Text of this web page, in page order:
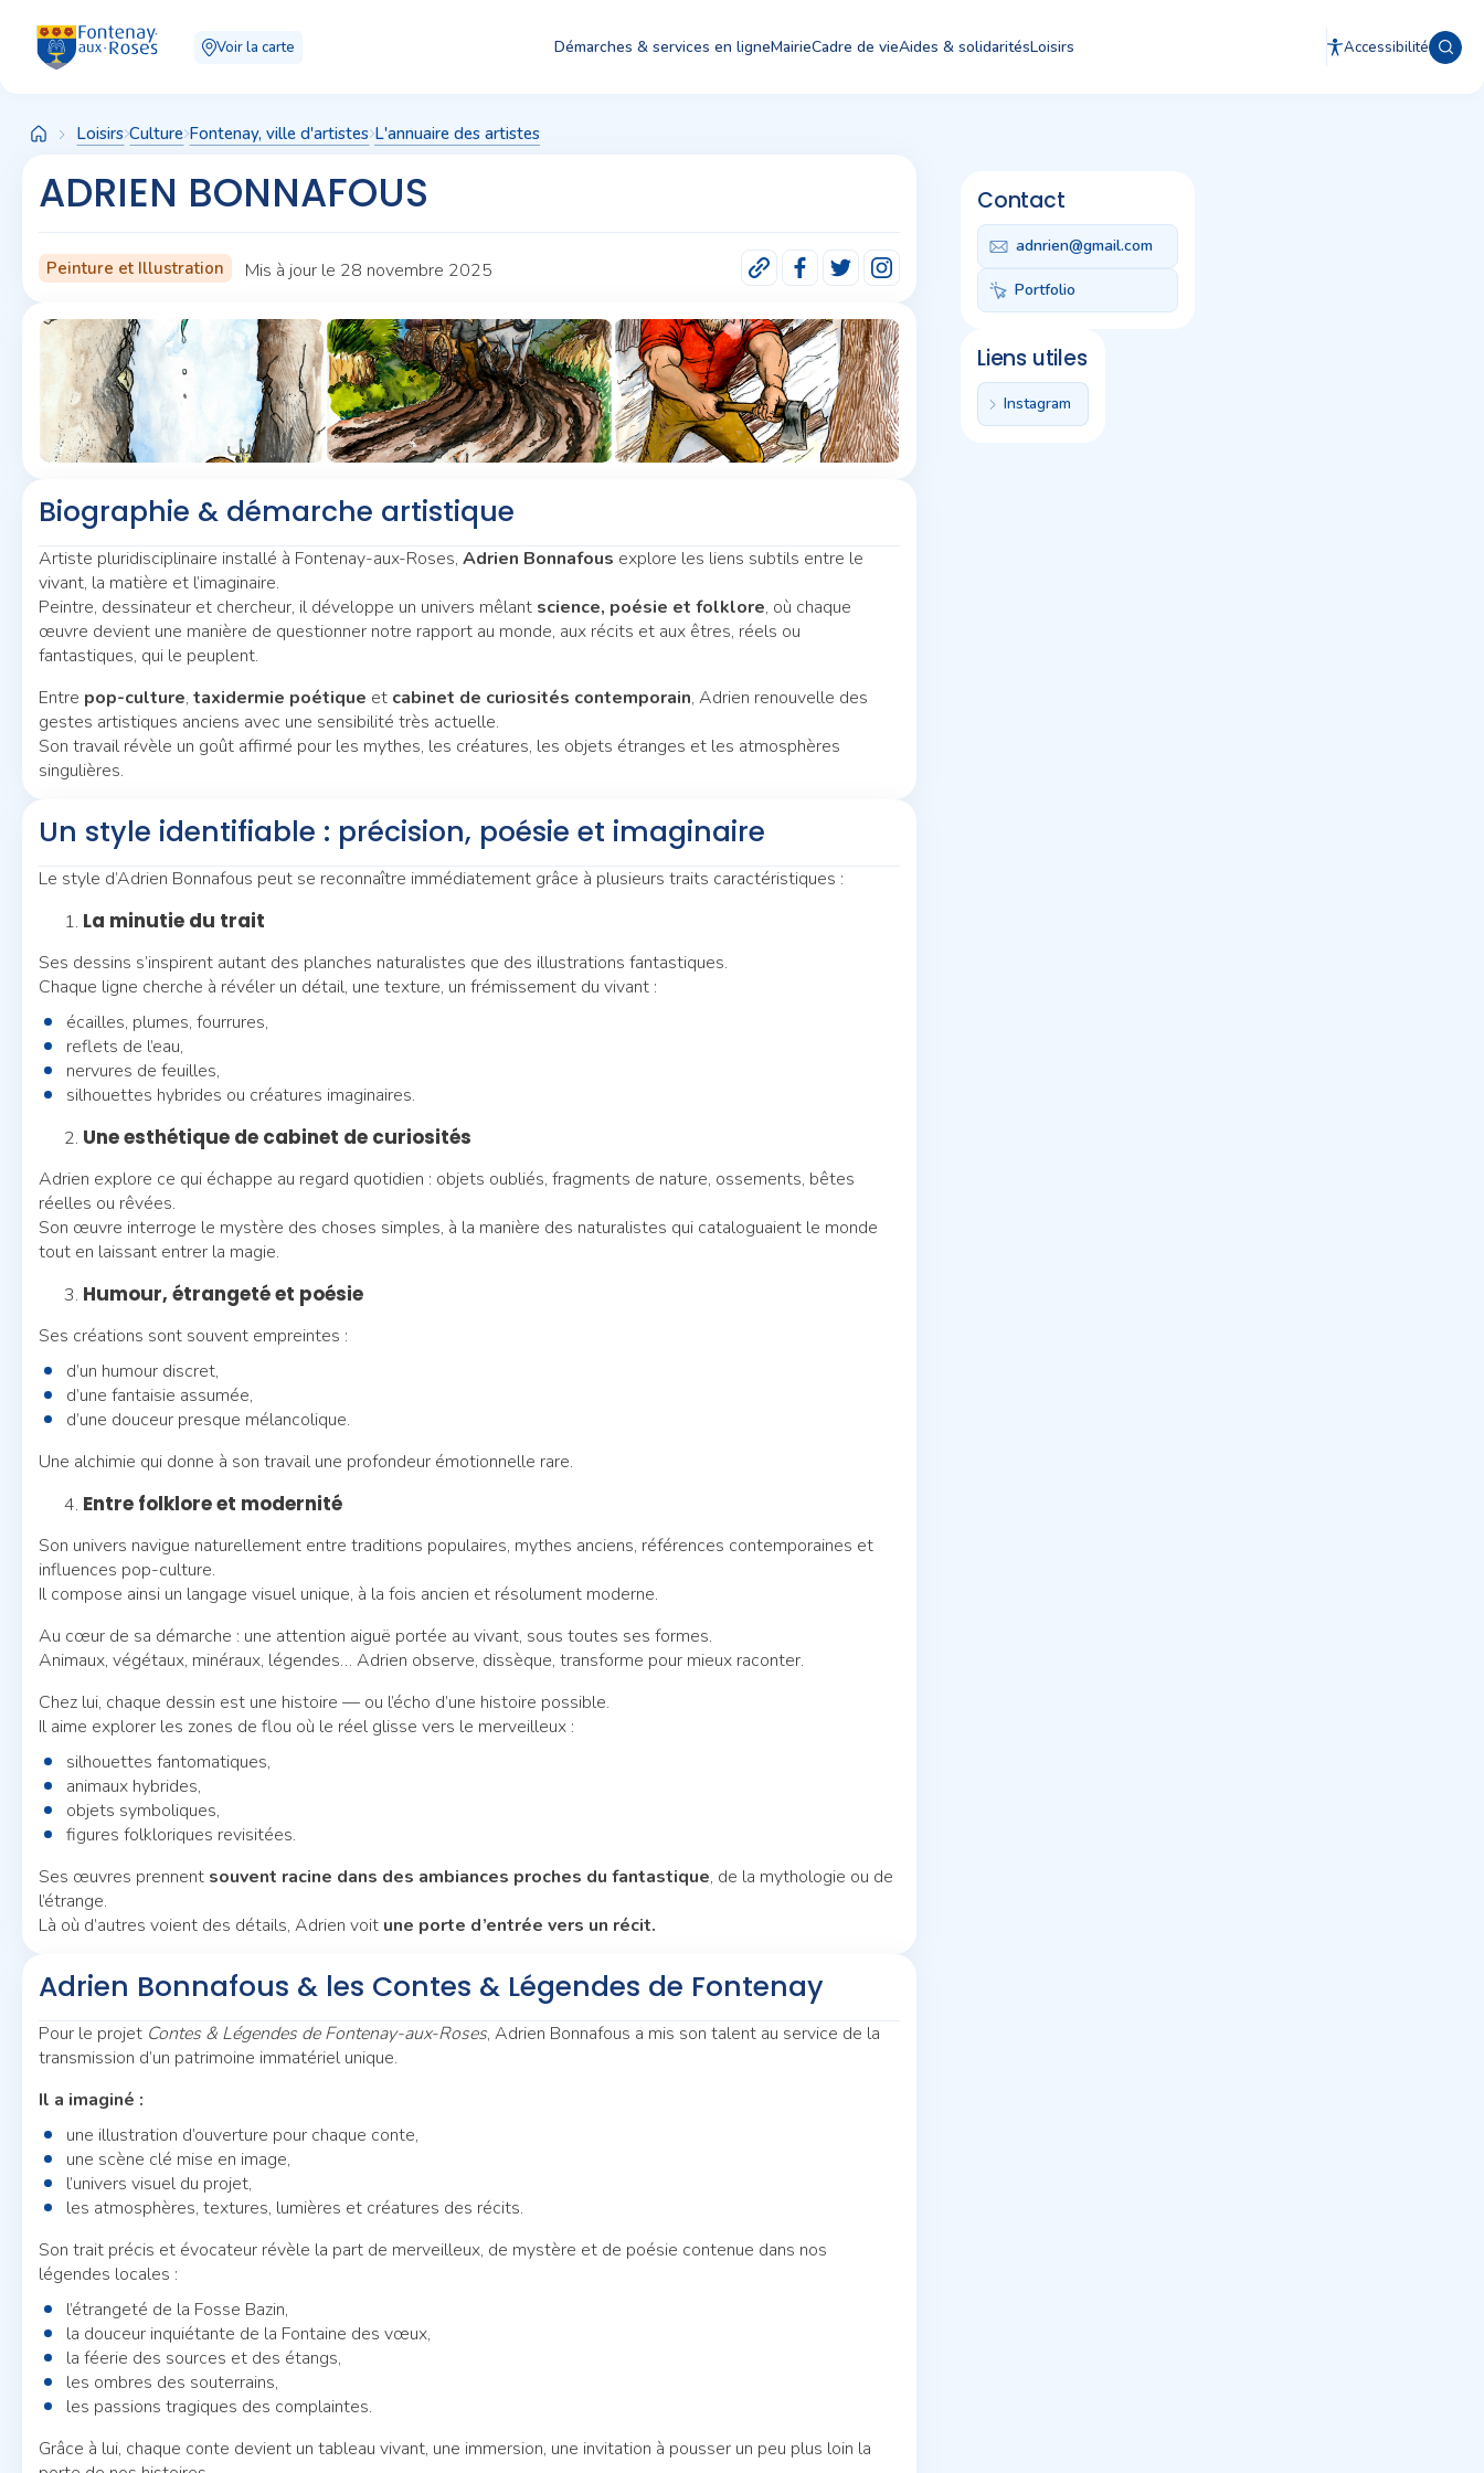
Voir la carte Démarches & services en ligneMairieCadre de vieAides & solidaritésLoisirs Accessibilité
Loisirs Culture Fontenay, ville d'artistes L'annuaire des artistes
ADRIEN BONNAFOUS
Peinture et Illustration Mis à jour le 28 novembre 2025
Biographie & démarche artistique
Artiste pluridisciplinaire installé à Fontenay-aux-Roses, Adrien Bonnafous explore les liens subtils entre le
vivant, la matière et l’imaginaire.
Peintre, dessinateur et chercheur, il développe un univers mêlant science, poésie et folklore, où chaque
œuvre devient une manière de questionner notre rapport au monde, aux récits et aux êtres, réels ou
fantastiques, qui le peuplent.
Entre pop-culture, taxidermie poétique et cabinet de curiosités contemporain, Adrien renouvelle des
gestes artistiques anciens avec une sensibilité très actuelle.
Son travail révèle un goût affirmé pour les mythes, les créatures, les objets étranges et les atmosphères
singulières.
Un style identifiable : précision, poésie et imaginaire
Le style d’Adrien Bonnafous peut se reconnaître immédiatement grâce à plusieurs traits caractéristiques :
La minutie du trait
Ses dessins s’inspirent autant des planches naturalistes que des illustrations fantastiques.
Chaque ligne cherche à révéler un détail, une texture, un frémissement du vivant :
écailles, plumes, fourrures,
reflets de l’eau,
nervures de feuilles,
silhouettes hybrides ou créatures imaginaires.
Une esthétique de cabinet de curiosités
Adrien explore ce qui échappe au regard quotidien : objets oubliés, fragments de nature, ossements, bêtes
réelles ou rêvées.
Son œuvre interroge le mystère des choses simples, à la manière des naturalistes qui cataloguaient le monde
tout en laissant entrer la magie.
Humour, étrangeté et poésie
Ses créations sont souvent empreintes :
d’un humour discret,
d’une fantaisie assumée,
d’une douceur presque mélancolique.
Une alchimie qui donne à son travail une profondeur émotionnelle rare.
Entre folklore et modernité
Son univers navigue naturellement entre traditions populaires, mythes anciens, références contemporaines et
influences pop-culture.
Il compose ainsi un langage visuel unique, à la fois ancien et résolument moderne.
Au cœur de sa démarche : une attention aiguë portée au vivant, sous toutes ses formes.
Animaux, végétaux, minéraux, légendes… Adrien observe, dissèque, transforme pour mieux raconter.
Chez lui, chaque dessin est une histoire — ou l’écho d’une histoire possible.
Il aime explorer les zones de flou où le réel glisse vers le merveilleux :
silhouettes fantomatiques,
animaux hybrides,
objets symboliques,
figures folkloriques revisitées.
Ses œuvres prennent souvent racine dans des ambiances proches du fantastique, de la mythologie ou de
l’étrange.
Là où d’autres voient des détails, Adrien voit une porte d’entrée vers un récit.
Adrien Bonnafous & les Contes & Légendes de Fontenay
Pour le projet Contes & Légendes de Fontenay-aux-Roses, Adrien Bonnafous a mis son talent au service de la
transmission d’un patrimoine immatériel unique.
Il a imaginé :
une illustration d’ouverture pour chaque conte,
une scène clé mise en image,
l’univers visuel du projet,
les atmosphères, textures, lumières et créatures des récits.
Son trait précis et évocateur révèle la part de merveilleux, de mystère et de poésie contenue dans nos
légendes locales :
l’étrangeté de la Fosse Bazin,
la douceur inquiétante de la Fontaine des vœux,
la féerie des sources et des étangs,
les ombres des souterrains,
les passions tragiques des complaintes.
Grâce à lui, chaque conte devient un tableau vivant, une immersion, une invitation à pousser un peu plus loin la
Contact
adnrien@gmail.com
Portfolio
Liens utiles
Instagram